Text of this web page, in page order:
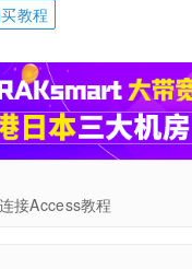
教程
接Access教程